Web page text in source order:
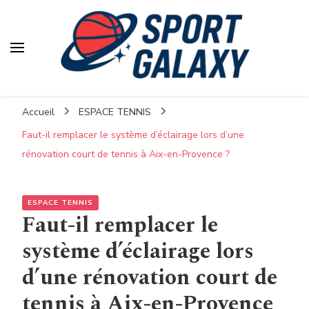
Accueil
ESPACE TENNIS
Faut-il remplacer le système d’éclairage lors d’une
rénovation court de tennis à Aix-en-Provence ?
ESPACE TENNIS
Faut-il remplacer le
système d’éclairage lors
d’une rénovation court de